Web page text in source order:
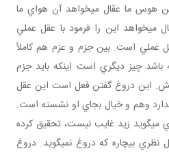
هوس ما عقال مي خواهد آن هواي ما
مي خواهد اين را فرمود با عقل عملي
عملي است. بين جزم و عزم هم کاملاً
چيز ديگري است اينکه بايد جزم
اين دروغ گفتن فعل است اين عقل
وهم و خيال بجاي او نشسته است.
مي گويد زيد غايب نيست، تحقيق کرده
نظري بيچاره که دروغ نمي گويد. دروغ